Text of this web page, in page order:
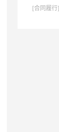
[合同履行]